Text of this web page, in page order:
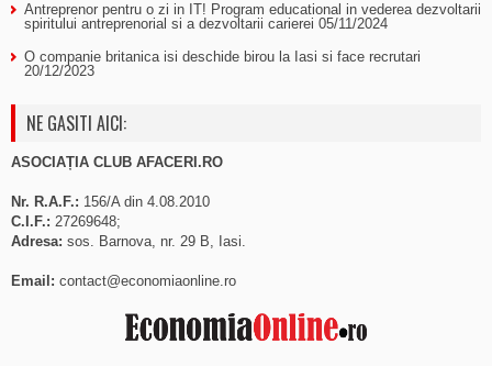
Antreprenor pentru o zi in IT! Program educational in vederea dezvoltarii
spiritului antreprenorial si a dezvoltarii carierei 05/11/2024
O companie britanica isi deschide birou la Iasi si face recrutari
20/12/2023
NE GASITI AICI:
ASOCIAȚIA CLUB AFACERI.RO
Nr. R.A.F.: 156/A din 4.08.2010
C.I.F.: 27269648;
Adresa: sos. Barnova, nr. 29 B, Iasi.
Email: contact@economiaonline.ro